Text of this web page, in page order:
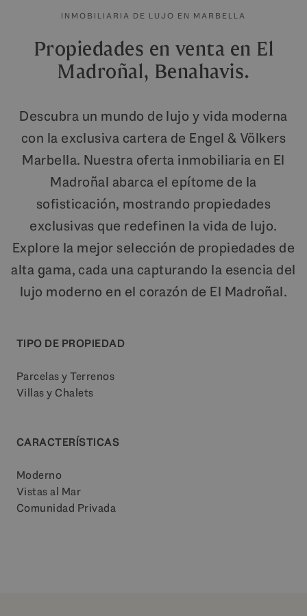
INMOBILIARIA DE LUJO EN MARBELLA
Propiedades en venta en El
Madroñal, Benahavis.
Descubra un mundo de lujo y vida moderna
con la exclusiva cartera de Engel & Völkers
Marbella. Nuestra oferta inmobiliaria en El
Madroñal abarca el epítome de la
sofisticación, mostrando propiedades
exclusivas que redefinen la vida de lujo.
Explore la mejor selección de propiedades de
alta gama, cada una capturando la esencia del
lujo moderno en el corazón de El Madroñal.
TIPO DE PROPIEDAD
Parcelas y Terrenos
Villas y Chalets
CARACTERÍSTICAS
Moderno
Vistas al Mar
Comunidad Privada